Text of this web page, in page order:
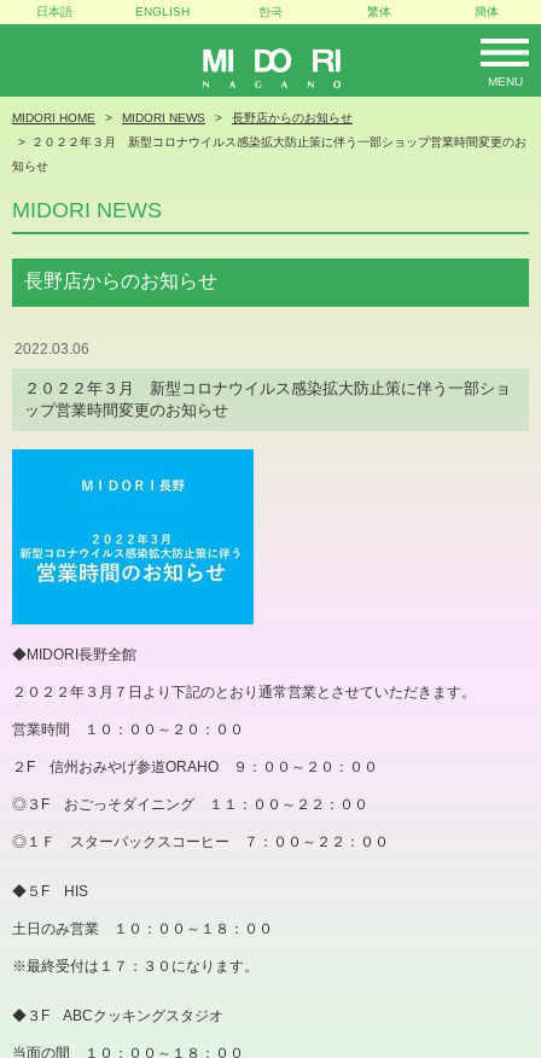
MIDORI
MENU
日本語 ENGLISH 한국 繁体 簡体
MIDORI HOME MIDORI NEWS
長野店からのお知らせ
２０２２年３月 新型コロナウイルス感染拡大防止策に伴う一部ショップ営業時間変更のお
知らせ
MIDORI NEWS
長野店からのお知らせ
2022.03.06
２０２２年３月 新型コロナウイルス感染拡大防止策に伴う一部ショ
ップ営業時間変更のお知らせ
◆MIDORI長野全館
２０２２年３月７日より下記のとおり通常営業とさせていただきます。
営業時間 １０：００～２０：００
２F 信州おみやげ参道ORAHO ９：００～２０：００
◎３F おごっそダイニング １１：００～２２：００
◎１Ｆ スターバックスコーヒー ７：００～２２：００
◆５F HIS
土日のみ営業 １０：００～１８：００
※最終受付は１７：３０になります。
◆３F ABCクッキングスタジオ
当面の間 １０：００～１８：００